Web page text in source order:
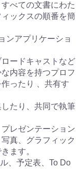
べての文書にわた
ックスの順番を簡
ンアプリケーショ
ードキャストなど
内容を持つプロフ
ったり 、共有す
たり、共同で執筆
レゼンテーション
真、グラフィック
ます。
、予定表、To Do